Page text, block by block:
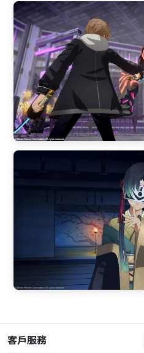
客戶服務